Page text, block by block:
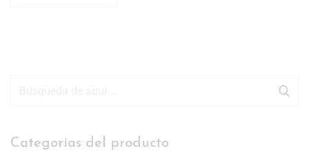
Categorías del producto